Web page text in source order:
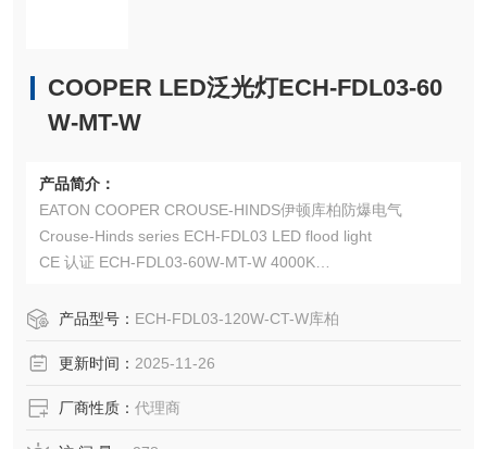
COOPER LED泛光灯ECH-FDL03-60
W-MT-W
产品简介：
EATON COOPER CROUSE-HINDS伊顿库柏防爆电气
Crouse-Hinds series ECH-FDL03 LED flood light
CE 认证 ECH-FDL03-60W-MT-W 4000K
CROUSE-HINDS总代理-Kunshan Beiyuan Electric Co.,Ltd
产品型号： ECH-FDL03-120W-CT-W库柏
更新时间： 2025-11-26
厂商性质： 代理商